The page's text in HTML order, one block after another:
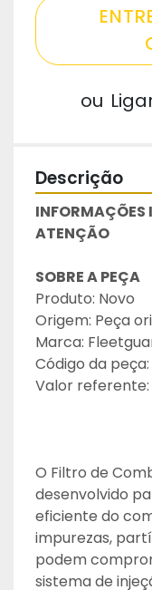
ou
Descrição
INFORMAÇÕES
ATENÇÃO
SOBRE A PEÇA
Produto: Novo
Origem: Peça
Marca:
Código da peça:
Valor referente:
O Filtro de
desenvolvido
eficiente do
impurezas,
podem
sistema de